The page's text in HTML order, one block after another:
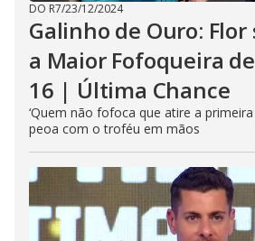
DO R7/23/12/2024
Galinho de Ouro: Flor
a Maior Fofoqueira
16 | Última Chance
‘Quem não fofoca que atire a primeira
peoa com o troféu em mãos